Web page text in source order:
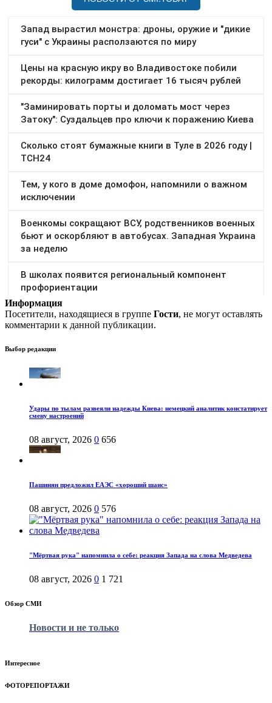
Информация
Посетители, находящиеся в группе Гости, не могут оставлять
комментарии к данной публикации.
Выбор редакции
Удары по тылам развеяли надежды Киева: немецкий аналитик констатирует
смену настроений
08 август, 2026 0 656
Пашинян предложил ЕАЭС «хороший шанс»
08 август, 2026 0 576
"Мёртвая рука" напомнила о себе: реакция Запада на слова Медведева
08 август, 2026 0 1 721
Обзор СМИ
Новости и не только
Интересное
ФОТОРЕПОРТАЖИ